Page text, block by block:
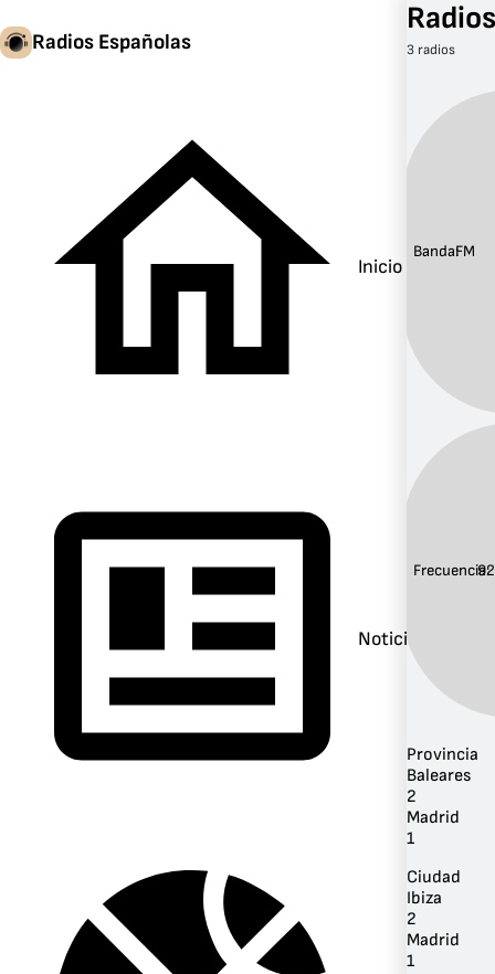
Radios Españolas
Inicio
Noticias
3 radios
Banda:FM
Frecuencia:
Provincia
Baleares
2
Madrid
1
Ciudad
Ibiza
2
Madrid
1